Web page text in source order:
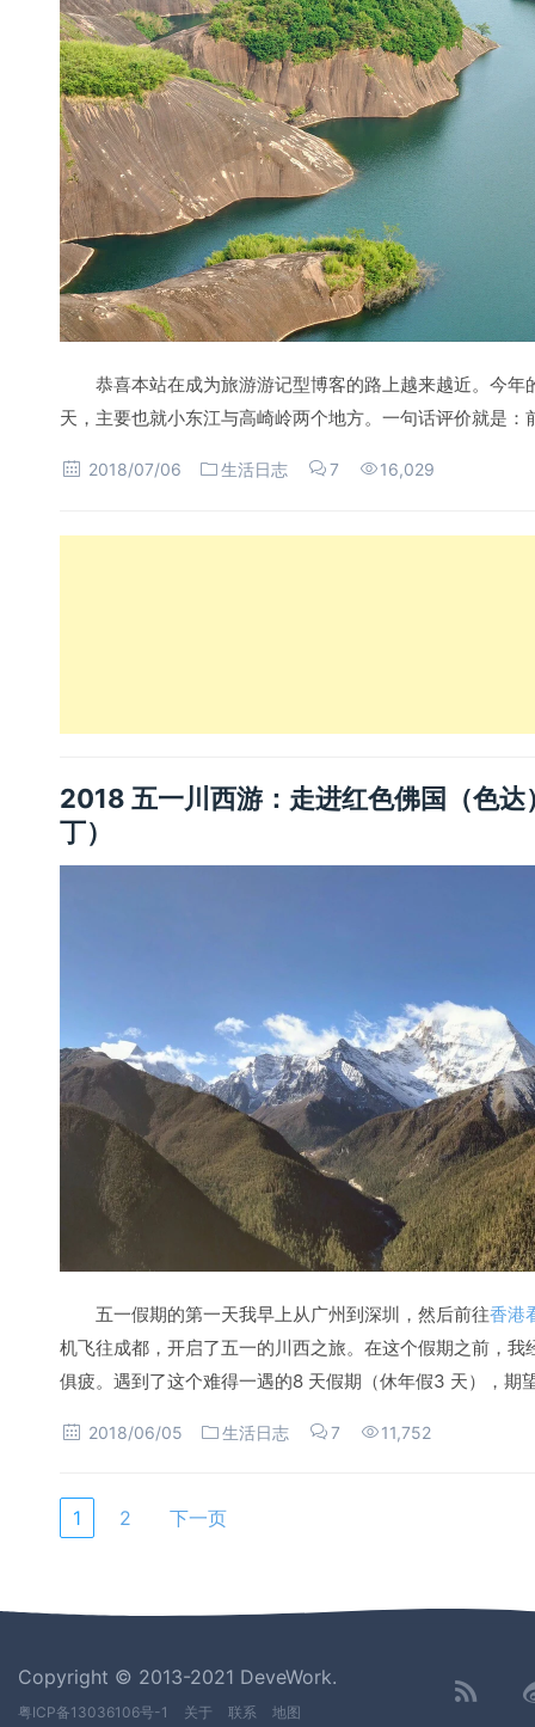
恭喜本站在成为旅游游记型博客的路上越来越近。今
天，主要也就小东江与高崎岭两个地方。一句话评价就是
2018/07/06 生活日志 7 16,029
2018 五一川西游：走进红色佛国（色
丁）
五一假期的第一天我早上从广州到深圳，然后前往香港
机飞往成都，开启了五一的川西之旅。在这个假期之前，
俱疲。遇到了这个难得一遇的8 天假期（休年假3 天），期
2018/06/05 生活日志 7 11,752
1 2 下一页
Copyright © 2013-2021 DeveWork.
粤ICP备13036106号-1 关于 联系 地图